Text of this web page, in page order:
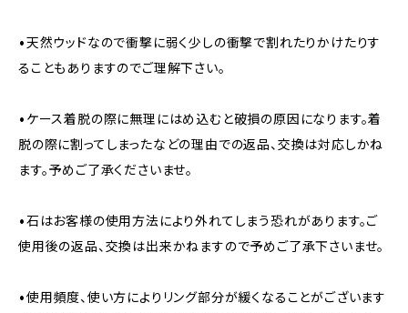
•天然ウッドなので衝撃に弱く少しの衝撃で割れたりかけたりす
ることもありますのでご理解下さい。
•ケース着脱の際に無理にはめ込むと破損の原因になります。着
脱の際に割ってしまったなどの理由での返品、交換は対応しかね
ます。予めご了承くださいませ。
•石はお客様の使用方法により外れてしまう恐れがあります。ご
使用後の返品、交換は出来かねますので予めご了承下さいませ。
•使用頻度、使い方によりリング部分が緩くなることがございます